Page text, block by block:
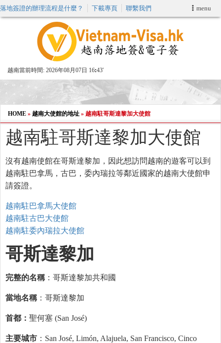
menu
落地簽證的辦理流程是什麼？ 下載專頁 聯繫我們
越南當前時間: 2026年08月07日 16 43'
申請簽證
VIP快速通關服务
加快E-VISA服務
週末緊急電子簽證
查詢簽證狀態
HOME » 越南大使館的地址 » 越南駐哥斯達黎加大使館
越南駐哥斯達黎加大使館
沒有越南使館在哥斯達黎加，因此想訪問越南的遊客可以到
越南駐巴拿馬，古巴，委內瑞拉等鄰近國家的越南大使館申
請簽證。
越南駐巴拿馬大使館
越南駐古巴大使館
越南駐委內瑞拉大使館
哥斯達黎加
完整的名稱 ：哥斯達黎加共和國
當地名稱 ：哥斯達黎加
首都： 聖何塞 (San José)
主要城市 ：San José, Limón, Alajuela, San Francisco, Cinco